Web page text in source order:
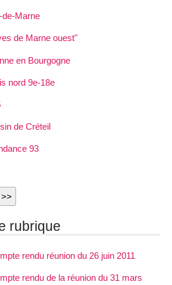
de-Marne
de Marne ouest"
en Bourgogne
nord 9e-18e
de Créteil
93
rubrique
rendu réunion du 26 juin 2011
rendu de la réunion du 31 mars